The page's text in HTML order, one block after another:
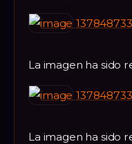
La imagen ha sido
La imagen ha sido